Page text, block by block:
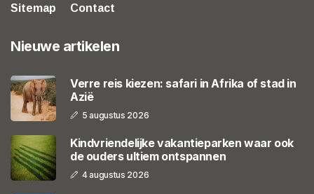
Sitemap
Contact
Nieuwe artikelen
Verre reis kiezen: safari in Afrika of stad in
Azië
5 augustus 2026
Kindvriendelijke vakantieparken waar ook
de ouders ultiem ontspannen
4 augustus 2026